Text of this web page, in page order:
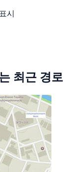
시
최근 경로